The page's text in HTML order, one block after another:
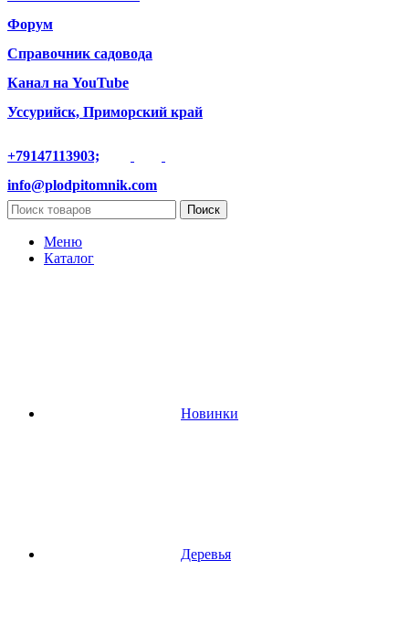
Форум
Справочник садовода
Канал на YouTube
Уссурийск, Приморский край
+79147113903;
info@plodpitomnik.com
Поиск
Меню
Каталог
Новинки
Деревья